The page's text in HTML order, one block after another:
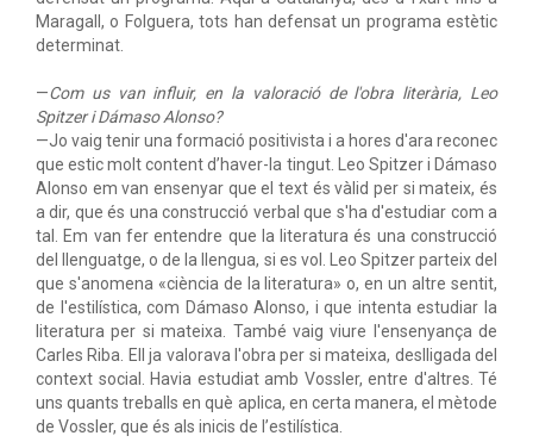
Maragall, o Folguera, tots han defensat un programa estètic
determinat.
—Com us van influir, en la valoració de l'obra literària, Leo
Spitzer i Dámaso Alonso?
—Jo vaig tenir una formació positivista i a hores d'ara reconec
que estic molt content d’haver-la tingut. Leo Spitzer i Dámaso
Alonso em van ensenyar que el text és vàlid per si mateix, és
a dir, que és una construcció verbal que s'ha d'estudiar com a
tal. Em van fer entendre que la literatura és una construcció
del llenguatge, o de la llengua, si es vol. Leo Spitzer parteix del
que s'anomena «ciència de la literatura» o, en un altre sentit,
de l'estilística, com Dámaso Alonso, i que intenta estudiar la
literatura per si mateixa. També vaig viure l'ensenyança de
Carles Riba. Ell ja valorava l'obra per si mateixa, deslligada del
context social. Havia estudiat amb Vossler, entre d'altres. Té
uns quants treballs en què aplica, en certa manera, el mètode
de Vossler, que és als inicis de l’estilística.